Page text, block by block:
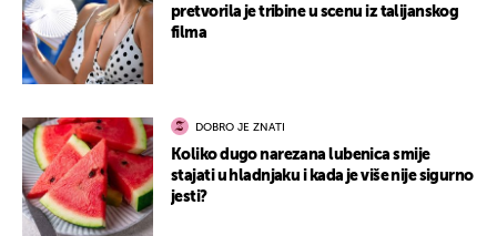
pretvorila je tribine u scenu iz talijanskog
filma
DOBRO JE ZNATI
Koliko dugo narezana lubenica smije
stajati u hladnjaku i kada je više nije sigurno
jesti?